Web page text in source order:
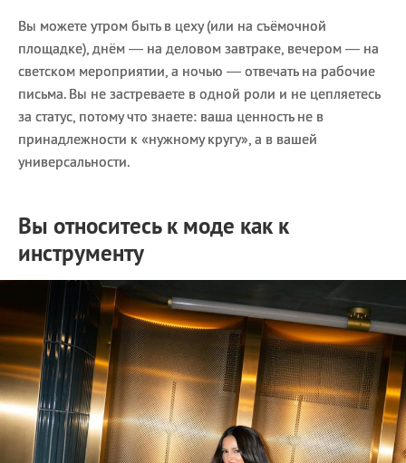
Вы можете утром быть в цеху (или на съёмочной
площадке), днём — на деловом завтраке, вечером — на
светском мероприятии, а ночью — отвечать на рабочие
письма. Вы не застреваете в одной роли и не цепляетесь
за статус, потому что знаете: ваша ценность не в
принадлежности к «нужному кругу», а в вашей
универсальности.
Вы относитесь к моде как к
инструменту